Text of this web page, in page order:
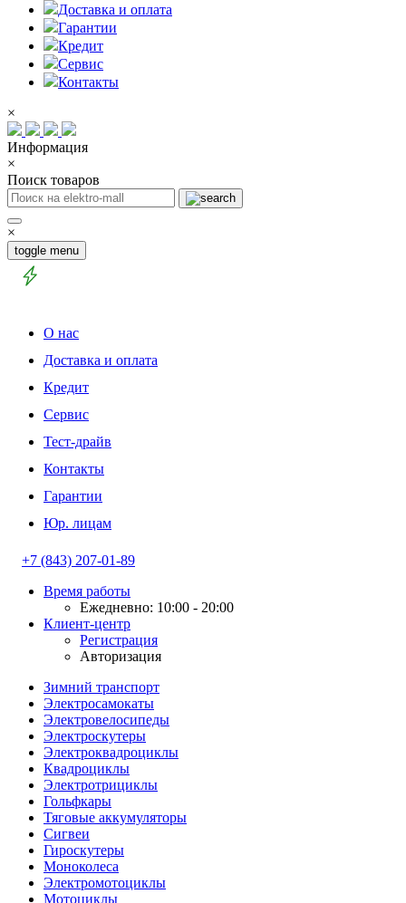
Доставка и оплата
Гарантии
Кредит
Сервис
Контакты
×
Информация
×
Поиск товаров
×
toggle menu
О нас
Доставка и оплата
Кредит
Сервис
Тест-драйв
Контакты
Гарантии
Юр. лицам
+7 (843) 207-01-89
Время работы
Ежедневно: 10:00 - 20:00
Клиент-центр
Регистрация
Авторизация
Зимний транспорт
Электросамокаты
Электровелосипеды
Электроскутеры
Электроквадроциклы
Квадроциклы
Электротрициклы
Гольфкары
Тяговые аккумуляторы
Сигвеи
Гироскутеры
Моноколеса
Электромотоциклы
Мотоциклы